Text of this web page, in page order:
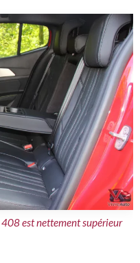
408 est nettement supérieur